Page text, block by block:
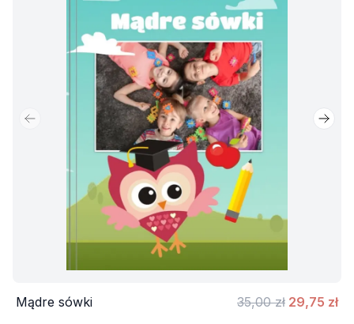
Poprzedni slajd
Mądre sówki 35,00 zł 29,75 zł